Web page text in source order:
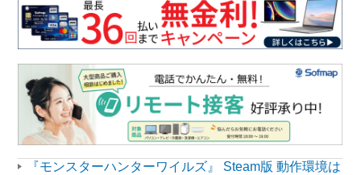
『モンスターハンターワイルズ』 Steam版 動作環境は